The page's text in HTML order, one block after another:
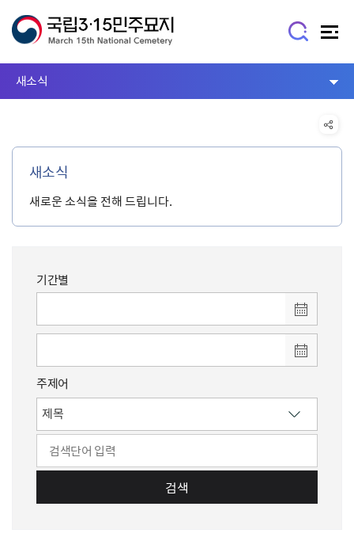
새소식
새소식
새로운 소식을 전해 드립니다.
기간별
주제어
검색